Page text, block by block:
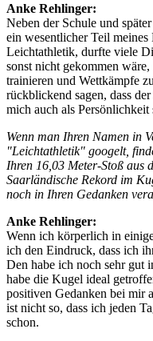
Anke Rehlinger:
Neben der Schule und
ein wesentlicher Teil
Leichtathletik, durfte viele
sonst nicht gekommen
trainieren und Wettkämpfe
rückblickend sagen, dass
mich auch als Persönlichkeit
Wenn man Ihren Namen in
"Leichtathletik" googelt,
Ihren 16,03 Meter-Stoß aus
Saarländische Rekord im
noch in Ihren Gedanken
Anke Rehlinger:
Wenn ich körperlich in
ich den Eindruck, dass ich
Den habe ich noch sehr gut
habe die Kugel ideal
positiven Gedanken bei mir
ist nicht so, dass ich jeden
schon.